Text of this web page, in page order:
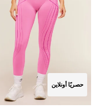
حصريًا أونلاين